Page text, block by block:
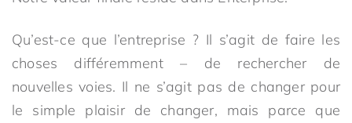
Qu’est-ce que l’entreprise ? Il s’agit de faire les
choses différemment – de rechercher de
nouvelles voies. Il ne s’agit pas de changer pour
le simple plaisir de changer, mais parce que